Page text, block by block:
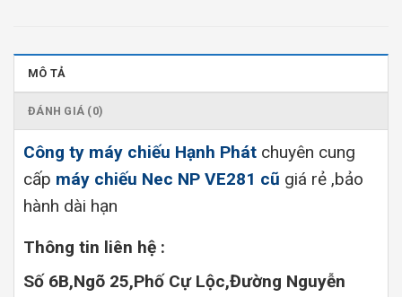
MÔ TẢ
ĐÁNH GIÁ (0)
Công ty máy chiếu Hạnh Phát chuyên cung
cấp máy chiếu Nec NP VE281 cũ giá rẻ ,bảo
hành dài hạn
Thông tin liên hệ :
Số 6B,Ngõ 25,Phố Cự Lộc,Đường Nguyễn